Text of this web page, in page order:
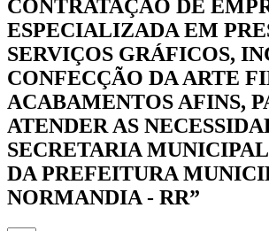
CONTRATAÇÃO DE
ESPECIALIZADA EM
SERVIÇOS GRÁFICOS,
CONFECÇÃO DA ARTE
ACABAMENTOS AFINS,
ATENDER AS
SECRETARIA
DA PREFEITURA
NORMANDIA - RR”